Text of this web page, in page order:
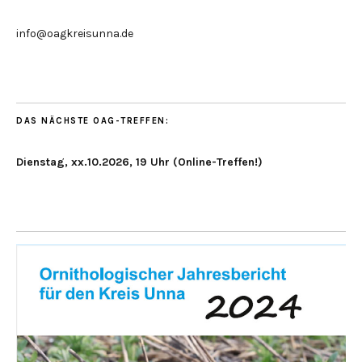
info@oagkreisunna.de
DAS NÄCHSTE OAG-TREFFEN:
Dienstag, xx.10.2026, 19 Uhr (Online-Treffen!)